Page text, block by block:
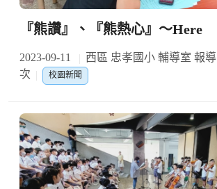
『熊讚』、『熊熱心』〜Here
2023-09-11 西區 忠孝國小 輔導室 報導
次
校園新聞